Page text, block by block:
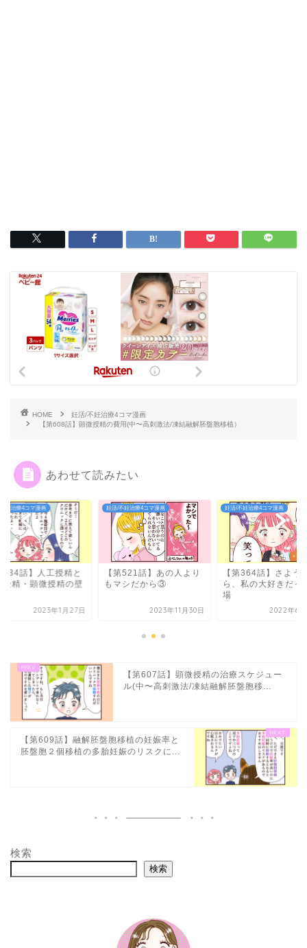
HOME
妊活/不妊治療4コマ漫画
【第608話】顕微授精の費用(中〜高刺激法/凍結融解胚盤胞移植）
あわせて読みたい
妊治療4コマ漫画
434話】人工授精と
受精・顕微授精の壁
2023年1月27日
妊活/不妊治療4コマ漫画
【第521話】あの人より
もマシだから③
2023年11月30日
妊活/不妊治療4コマ漫画
【第364話】さよう
ら、私の大好きだっ
場
2022年6
【第607話】顕微授精の治療スケジュー
ル(中〜高刺激法/凍結融解胚盤胞移...
【第609話】融解胚盤胞移植の妊娠率と
胚盤胞２個移植の多胎妊娠のリスクに...
検索
検索